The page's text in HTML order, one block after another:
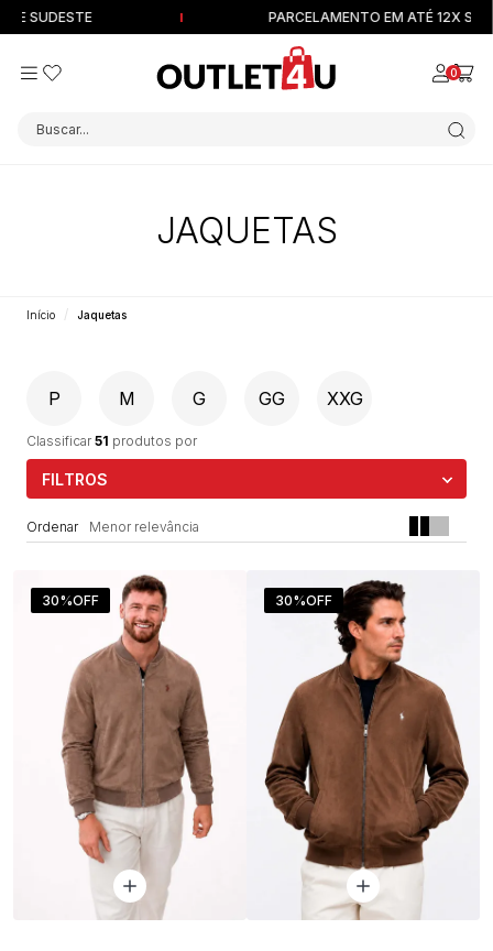
PARCELAMENTO EM ATÉ 12X SEM
0
Buscar...
JAQUETAS
Início Jaquetas
P M G GG XXG
FILTROS
Classificar 51 produtos por
Menor relevância
30%OFF 30%OFF